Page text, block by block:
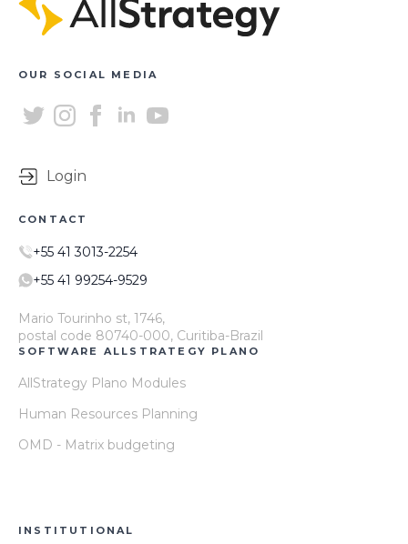
OUR SOCIAL MEDIA
Login
CONTACT
+55 41 3013-2254
+55 41 99254-9529
Mario Tourinho st, 1746,
postal code 80740-000, Curitiba-Brazil
SOFTWARE ALLSTRATEGY PLANO
AllStrategy Plano Modules
Human Resources Planning
OMD - Matrix budgeting
INSTITUTIONAL